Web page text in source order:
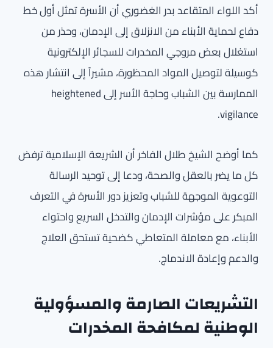
أكد اللواء المتقاعد بدر الغضوري أن الأسرة تمثل أول خط
دفاع لحماية الأبناء من الانزلاق إلى الإدمان، وحذر من
استغلال بعض مروجي المخدرات للسجائر الإلكترونية
كوسيلة لتوصيل المواد المحظورة، مشيراً إلى انتشار هذه
الممارسة بين الشباب وحاجة الأسر إلى heightened
vigilance.
كما أوضح الشيخ طلال الفاخر أن الشريعة الإسلامية ترفض
كل ما يضر بالعقل والصحة، ودعا إلى توحيد الرسالة
التوعوية الموجهة للشباب وتعزيز دور الأسرة في التعرف
المبكر على مؤشرات الإدمان والتدخل السريع واحتواء
الأبناء، مع معاملة المتعاطي كضحية تستحق العلاج
والدعم وإعادة الاندماج.
التشريعات الصارمة والمسؤولية
الوطنية لمكافحة المخدرات